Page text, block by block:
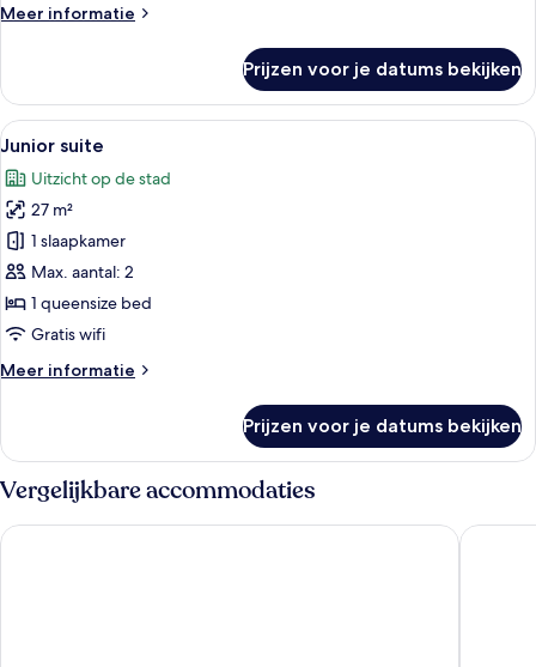
Meer informatie
Meer
studio
Prijzen voor je datums bekijken
Alle
foto's
voor
Junior
suite
laden
Een hotelkamer met een bed, een
16
Junior suite
Uitzicht op de stad
27 m²
1 slaapkamer
Max. aantal: 2
1 queensize bed
Gratis wifi
Meer informatie
Meer
suite
Prijzen voor je datums bekijken
Vergelijkbare accommodaties
Elia Bettolo